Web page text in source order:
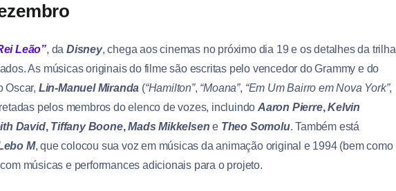
Leão”, daDisney, chega aos cinemas no próximo dia 19 e os detalhes da trilha
As músicas originais do filme são escritas pelo vencedor do Grammy e do
Oscar, Lin-Manuel Miranda (“Hamilton”, “Moana”, “Em Um Bairro em Nova York”,
pelos membros do elenco de vozes, incluindoAaron Pierre,Kelvin
David, Tiffany Boone,Mads Mikkelsen e Theo Somolu. Também está
M, que colocou sua voz em músicas da animação original e 1994 (bem como
músicas e performances adicionais para o projeto.